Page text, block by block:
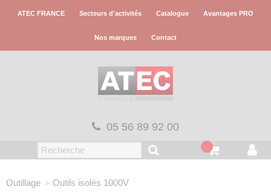
ATEC FRANCE Secteurs d'activités Catalogue Avantages PRO
Nos marques Contact
05 56 89 92 00
Outillage Outils isolés 1000V